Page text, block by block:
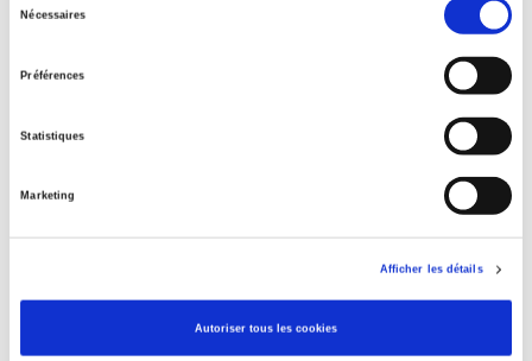
Nécessaires
Préférences
Statistiques
Marketing
Afficher les détails
Autoriser tous les cookies
Specifications